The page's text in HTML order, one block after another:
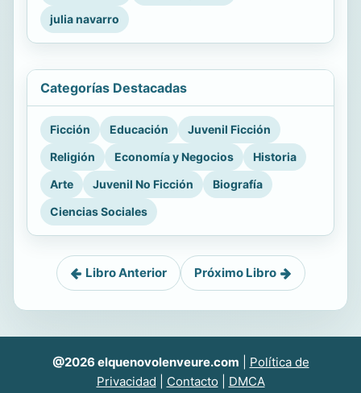
julia navarro
Categorías Destacadas
Ficción Educación
Juvenil Ficción
Religión
Economía y Negocios
Historia
Arte
Juvenil No Ficción
Biografía
Ciencias Sociales
Libro Anterior Próximo Libro
@2026 elquenovolenveure.com
Política de
Privacidad
Contacto DMCA